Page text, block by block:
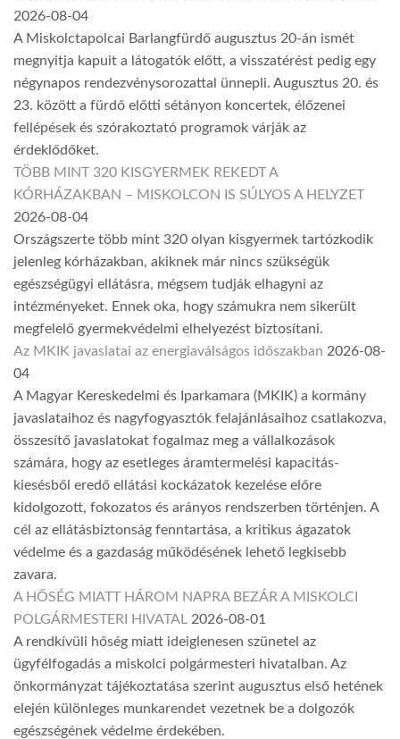
2026-08-04
A Miskolctapolcai Barlangfürdő augusztus 20-án ismét
megnyitja kapuit a látogatók előtt, a visszatérést pedig egy
négynapos rendezvénysorozattal ünnepli. Augusztus 20. és
23. között a fürdő előtti sétányon koncertek, élőzenei
fellépések és szórakoztató programok várják az
érdeklődőket.
TÖBB MINT 320 KISGYERMEK REKEDT A
KÓRHÁZAKBAN – MISKOLCON IS SÚLYOS A HELYZET
2026-08-04
Országszerte több mint 320 olyan kisgyermek tartózkodik
jelenleg kórházakban, akiknek már nincs szükségük
egészségügyi ellátásra, mégsem tudják elhagyni az
intézményeket. Ennek oka, hogy számukra nem sikerült
megfelelő gyermekvédelmi elhelyezést biztosítani.
Az MKIK javaslatai az energiaválságos időszakban 2026-08-
04
A Magyar Kereskedelmi és Iparkamara (MKIK) a kormány
javaslataihoz és nagyfogyasztók felajánlásaihoz csatlakozva,
összesítő javaslatokat fogalmaz meg a vállalkozások
számára, hogy az esetleges áramtermelési kapacitás-
kiesésből eredő ellátási kockázatok kezelése előre
kidolgozott, fokozatos és arányos rendszerben történjen. A
cél az ellátásbiztonság fenntartása, a kritikus ágazatok
védelme és a gazdaság működésének lehető legkisebb
zavara.
A HŐSÉG MIATT HÁROM NAPRA BEZÁR A MISKOLCI
POLGÁRMESTERI HIVATAL 2026-08-01
A rendkívüli hőség miatt ideiglenesen szünetel az
ügyfélfogadás a miskolci polgármesteri hivatalban. Az
önkormányzat tájékoztatása szerint augusztus első hetének
elején különleges munkarendet vezetnek be a dolgozók
egészségének védelme érdekében.